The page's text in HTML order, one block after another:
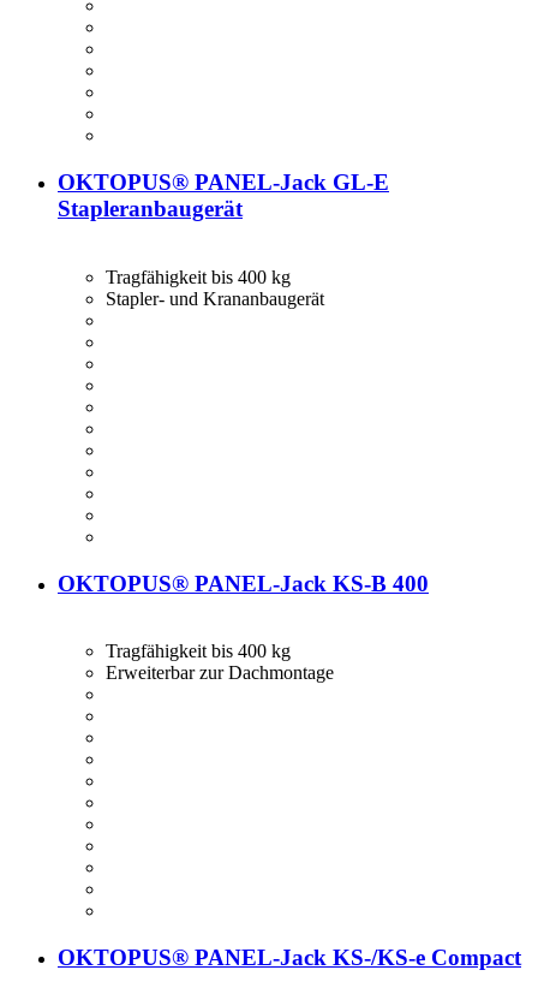
OKTOPUS® PANEL-Jack GL-E
Stapleranbaugerät
Tragfähigkeit bis 400 kg
Stapler- und Krananbaugerät
OKTOPUS® PANEL-Jack KS-B 400
Tragfähigkeit bis 400 kg
Erweiterbar zur Dachmontage
OKTOPUS® PANEL-Jack KS-/KS-e Compact